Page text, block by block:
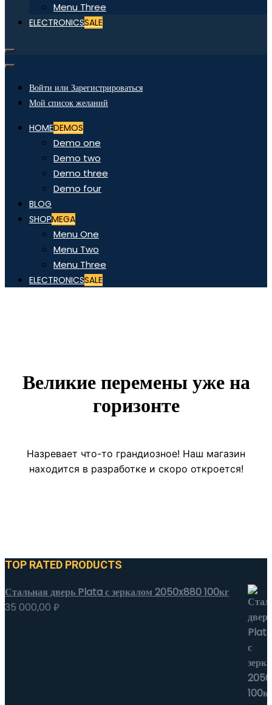
Menu Three
ELECTRONICSSALE
Войти или Зарегистрироваться
Мой список желаний
HOMEDEMOS
Demo one
Demo two
Demo three
Demo four
BLOG
SHOPMEGA
Menu One
Menu Two
Menu Three
ELECTRONICSSALE
Великие перемены уже на
горизонте
Назревает что-то грандиозное! Наш магазин
находится в разработке и скоро откроется!
TOP RATED PRODUCTS
Стальная дверь Plata с зеркалом 2050x880 100кг
35 000,00 ₽